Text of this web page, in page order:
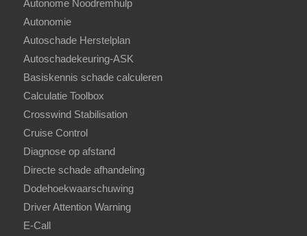
Autonome Noodremhulp
Autonomie
Autoschade Herstelplan
Autoschadekeuring-ASK
Basiskennis schade calculeren
Calculatie Toolbox
Crosswind Stabilisation
Cruise Control
Diagnose op afstand
Directe schade afhandeling
Dodehoekwaarschuwing
Driver Attention Warning
E-Call